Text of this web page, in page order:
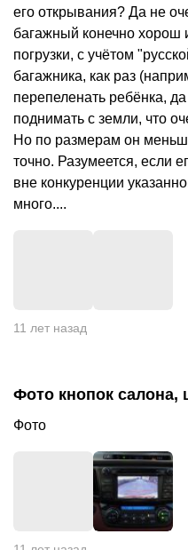
его открывания? Да не
багажный конечно хорош
погрузки, с учётом
багажника, как раз
перепеленать ребёнка,
поднимать с земли, что
Но по размерам он
точно. Разумеется, если
вне конкуренции
много....
11 лет назад
Фото кнопок салона,
Фото